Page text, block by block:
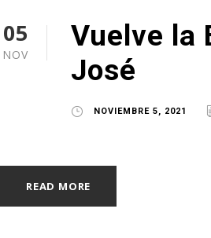
05
NOV
Vuelve la
José
NOVIEMBRE 5, 2021
READ MORE